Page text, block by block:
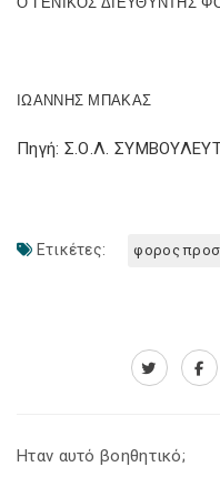
ΙΩΑΝΝΗΣ ΜΠΑΚΑΣ
Πηγή: Σ.Ο.Λ.
Ετικέτες: φορος
Ηταν αυτό βοηθητικό;